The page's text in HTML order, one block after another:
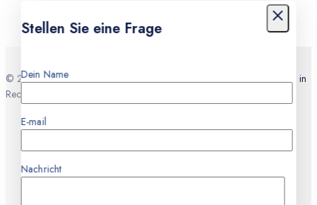
© 2026 Teknocell Handy Reparatur, An und Verkauf Express Service in
Recklinghausen
Stellen Sie eine Frage
Dein Name
E-mail
Nachricht